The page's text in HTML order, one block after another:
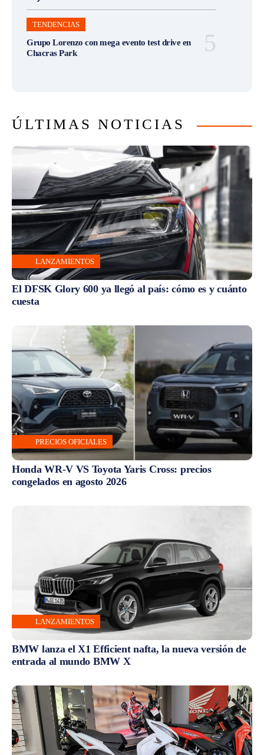
TENDENCIAS
Grupo Lorenzo con mega evento test drive en
Chacras Park
ÚLTIMAS NOTICIAS
LANZAMIENTOS
El DFSK Glory 600 ya llegó al país: cómo es y cuánto
cuesta
PRECIOS OFICIALES
Honda WR-V VS Toyota Yaris Cross: precios
congelados en agosto 2026
LANZAMIENTOS
BMW lanza el X1 Efficient nafta, la nueva versión de
entrada al mundo BMW X